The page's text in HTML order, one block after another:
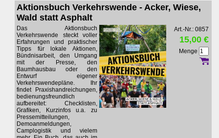
Aktionsbuch Verkehrswende - Acker, Wiese,
Wald statt Asphalt
Das Aktionsbuch
Verkehrswende steckt voller
Erfahrungen und praktischer
Tipps für lokale Aktionen,
Bündnisarbeit, den Umgang
mit der Presse, den
Baumhausbau oder den
Entwurf eigener
Verkehrswendepläne. Ihr
findet Praxishandreichungen,
bedienungsfreundlich
aufbereitet: Checklisten,
Grafiken, Kurzinfos u.a. zu
Pressemitteilungen,
Demoanmeldungen,
Camplogistik und vielem
Art.-Nr.: 0857
15,00 €
Menge